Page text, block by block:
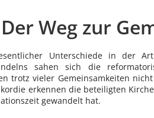
Weg zur
Unterschiede in der
sahen sich die
trotz vieler Gemeinsamkeiten
erkennen die beteiligten
gewandelt hat.